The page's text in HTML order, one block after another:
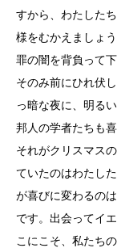
すから、わたした
様をむかえましょ
罪の闇を背負って
そのみ前にひれ伏
っ暗な夜に、明る
邦人の学者たちも
それがクリスマス
ていたのはわたし
が喜びに変わるの
です。出会ってイ
こにこそ、私たち